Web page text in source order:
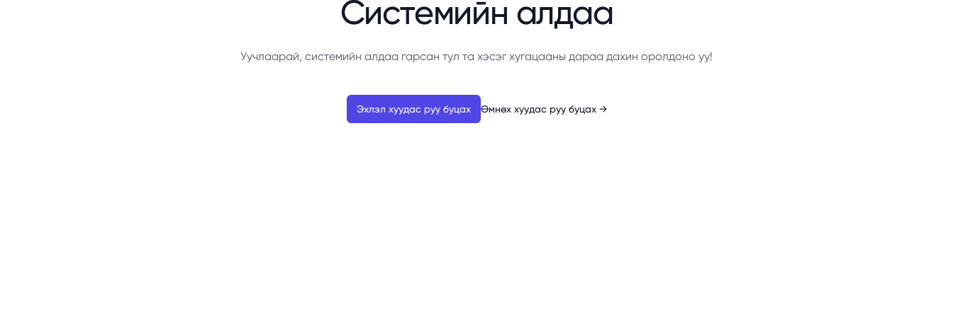
Системийн алдаа
Уучлаарай, системийн алдаа гарсан тул та хэсэг хугацааны дараа дахин оролдоно уу!
Эхлэл хуудас руу буцах Өмнөх хуудас руу буцах →